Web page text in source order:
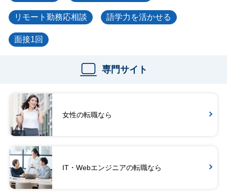
リモート勤務応相談 語学力を活かせる
面接1回
専門サイト
女性の転職なら
IT・Webエンジニアの転職なら